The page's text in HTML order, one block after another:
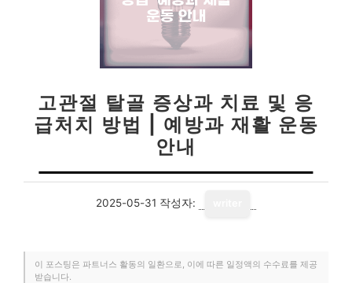
고관절 탈골 증상과 치료 및 응
급처치 방법 | 예방과 재활 운동
안내
2025-05-31 작성자:
이 포스팅은 파트너스 활동의 일환으로, 이에 따른 일정액의 수수료를 제공
받습니다.